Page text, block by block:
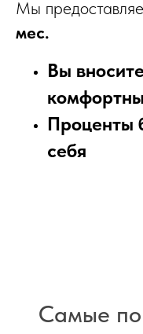
Мы
мес.
Вы
Проценты
себя
Самые